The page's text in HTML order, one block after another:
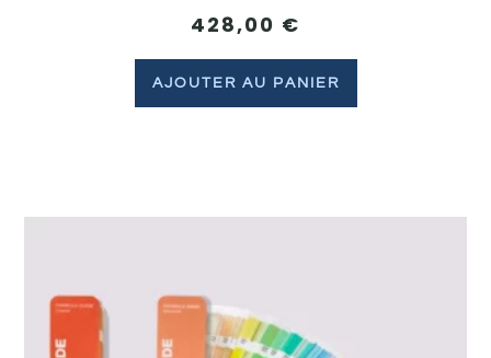
428,00 €
AJOUTER AU PANIER